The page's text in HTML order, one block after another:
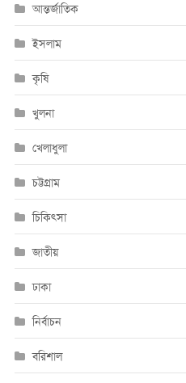
আন্তর্জাতিক
ইসলাম
কৃষি
খুলনা
খেলাধুলা
চট্টগ্রাম
চিকিৎসা
জাতীয়
ঢাকা
নির্বাচন
বরিশাল